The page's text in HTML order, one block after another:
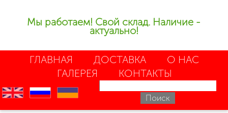
Мы работаем! Свой склад. Наличие -
актуально!
ГЛАВНАЯ ДОСТАВКА
О НАС
ГАЛЕРЕЯ
КОНТАКТЫ
en ru uk